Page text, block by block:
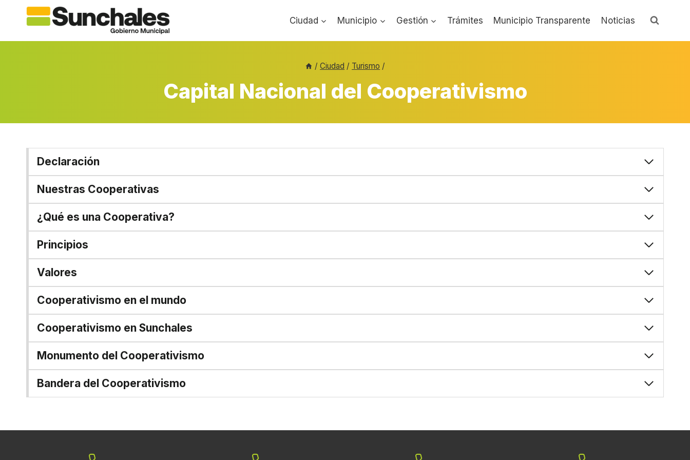
Ciudad Municipio Gestión Trámites Municipio Transparente Noticias
/ Ciudad / Turismo /
Capital Nacional del Cooperativismo
Declaración
Nuestras Cooperativas
¿Qué es una Cooperativa?
Principios
Valores
Cooperativismo en el mundo
Cooperativismo en Sunchales
Monumento del Cooperativismo
Bandera del Cooperativismo